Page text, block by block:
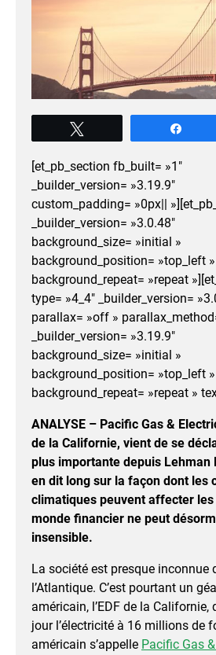
[et_pb_section fb_built= »1″
_builder_version= »3.19.9″
custom_padding= »0px||
_builder_version= »3.0.48″
background_size= »initial »
background_position= »top_left »
background_repeat= »repeat
type= »4_4″ _builder_version=
parallax= »off »
_builder_version= »3.19.9″
background_size= »initial »
background_position= »top_left »
background_repeat= »repeat »
ANALYSE – Pacific Gas &
de la Californie, vient de se
plus importante depuis Lehman
en dit long sur la façon dont les
climatiques peuvent affecter
monde financier ne peut
insensible.
La société est presque inconnue
l’Atlantique. C’est pourtant un
américain, l’EDF de la
jour l’électricité à 16 millions de
américain s’appelle Pacific Gas